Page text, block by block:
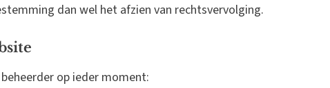
dan wel het afzien van rechtsvervolging.
op ieder moment: